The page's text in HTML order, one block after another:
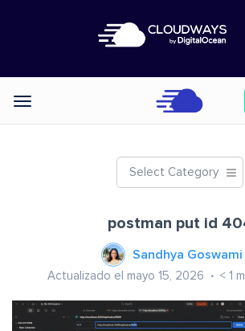
Categories
Select Category
postman put id
Sandhya Goswami
Actualizado el mayo 15, 2026 < 1